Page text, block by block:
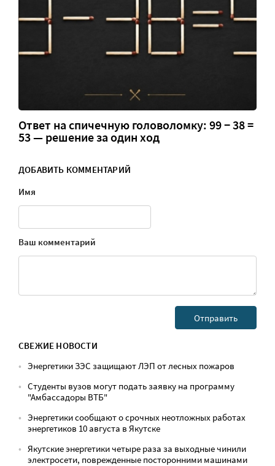
Ответ на спичечную головоломку: 99 − 38 =
53 — решение за один ход
ДОБАВИТЬ КОММЕНТАРИЙ
Имя
Ваш комментарий
СВЕЖИЕ НОВОСТИ
Энергетики ЗЭС защищают ЛЭП от лесных пожаров
Студенты вузов могут подать заявку на программу
"Амбассадоры ВТБ"
Энергетики сообщают о срочных неотложных работах
энергетиков 10 августа в Якутске
Якутские энергетики четыре раза за выходные чинили
электросети, поврежденные посторонними машинами